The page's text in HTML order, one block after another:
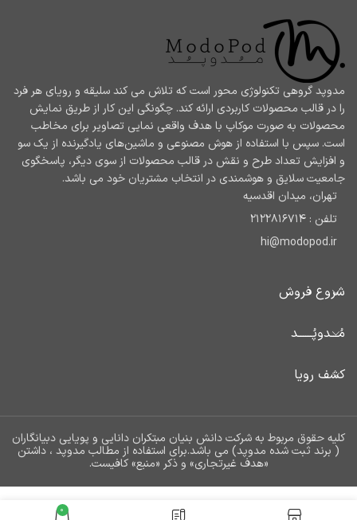
مدوپد گروهی تکنولوژی محور است که تلاش می کند سلیقه و رویای هر فرد
را در قالب محصولات کاربردی ارائه کند. چگونگی این کار از طریق نمایش
محصولات به صورت موکاپ با هدف واقعی نمایی تصاویر برای مخاطب
است. سپس با استفاده از هوش مصنوعی و ماشین‌های یادگیرنده از یک سو
و افزایش تعداد طرح و نقش در قالب محصولات از سوی دیگر، پاسخگوی
جامعیت سلایق و هوشمندی در انتخاب مشتریان خود می باشد.
تهران، میدان اقدسیه
تلفن : 2122816714
hi@modopod.ir
شروع فروش
مُـــدوپُــــــد
کشف رویا
کلیه حقوق مربوط به شرکت دانش بنیان مبتکران دانایی و پویایی دبیانگاران
( برند ثبت شده مدوپد) می باشد.برای استفاده از مطالب مدوپد ، داشتن
«هدف غیرتجاری» و ذکر «منبع» کافیست.
دفتر برنامه ریزی سیمی
انتخاب گزینه
0